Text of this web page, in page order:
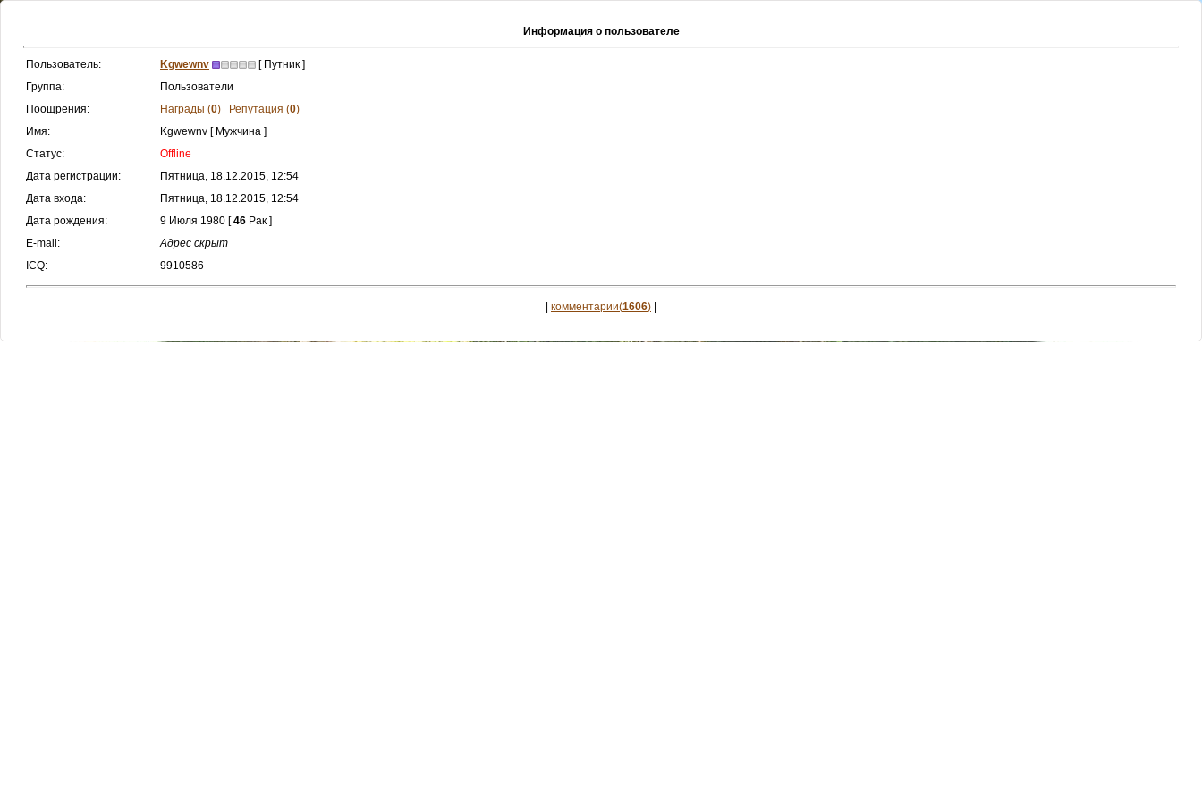
Информация о пользователе
Пользователь: Kgwewnv
[ Путник ]
Группа:
Пользователи
Поощрения:
Награды (0) Репутация (0)
Имя:
Kgwewnv [ Мужчина ]
Статус:
Offline
Дата регистрации:
Пятница, 18.12.2015, 12:54
Дата входа:
Пятница, 18.12.2015, 12:54
Дата рождения:
9 Июля 1980 [46 Рак ]
E-mail:
Адрес скрыт
ICQ:
9910586
комментарии(1606)